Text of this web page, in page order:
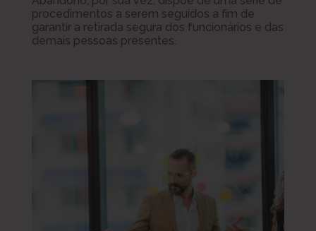
procedimentos a serem seguidos a fim de
garantir a retirada segura dos funcionários e das
demais pessoas presentes.